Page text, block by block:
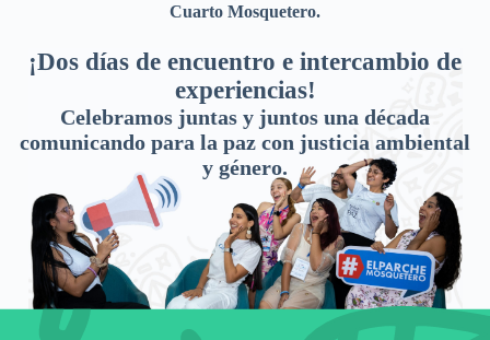
Cuarto Mosquetero.
¡Dos días de encuentro e intercambio de
experiencias!
Celebramos juntas y juntos una década
comunicando para la paz con justicia ambiental
y género.